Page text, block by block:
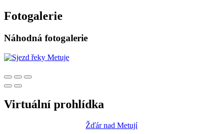
Fotogalerie
Náhodná fotogalerie
Virtuální prohlídka
Žďár nad Metují